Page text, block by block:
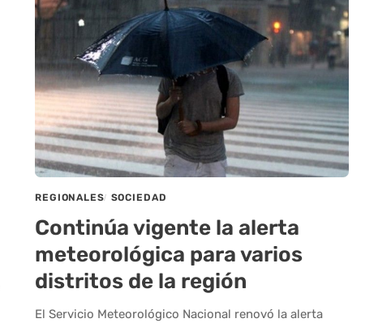
REGIONALES SOCIEDAD
Continúa vigente la alerta
meteorológica para varios
distritos de la región
El Servicio Meteorológico Nacional renovó la alerta